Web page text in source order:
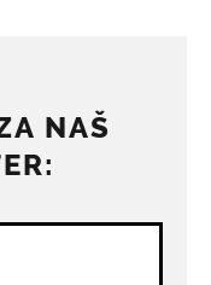
NAŠ